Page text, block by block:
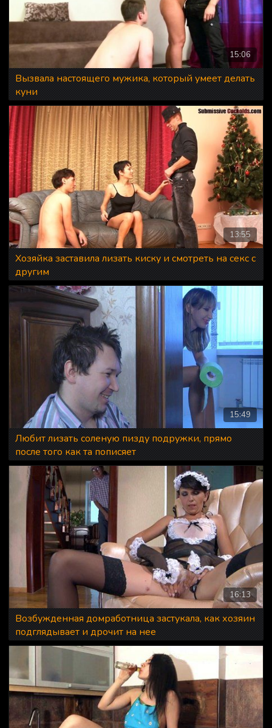
15:06
Вызвала настоящего мужика, который умеет делать
куни
13:55
Хозяйка заставила лизать киску и смотреть на секс с
другим
15:49
Любит лизать соленую пизду подружки, прямо
после того как та пописяет
16:13
Возбужденная домработница застукала, как хозяин
подглядывает и дрочит на нее